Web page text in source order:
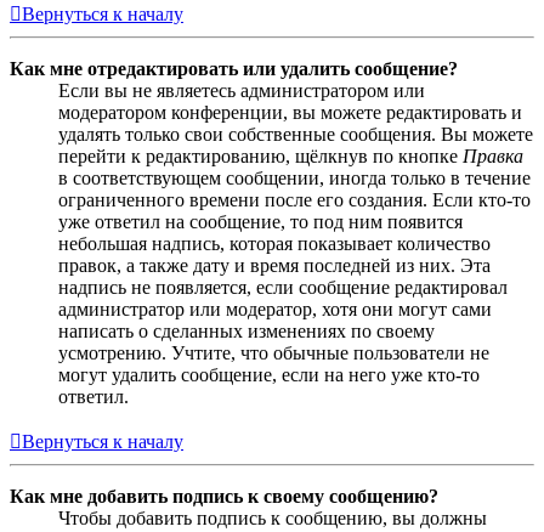
Вернуться к началу
Как мне отредактировать или удалить сообщение?
Если вы не являетесь администратором или
модератором конференции, вы можете редактировать и
удалять только свои собственные сообщения. Вы можете
перейти к редактированию, щёлкнув по кнопке Правка
в соответствующем сообщении, иногда только в течение
ограниченного времени после его создания. Если кто-то
уже ответил на сообщение, то под ним появится
небольшая надпись, которая показывает количество
правок, а также дату и время последней из них. Эта
надпись не появляется, если сообщение редактировал
администратор или модератор, хотя они могут сами
написать о сделанных изменениях по своему
усмотрению. Учтите, что обычные пользователи не
могут удалить сообщение, если на него уже кто-то
ответил.
Вернуться к началу
Как мне добавить подпись к своему сообщению?
Чтобы добавить подпись к сообщению, вы должны